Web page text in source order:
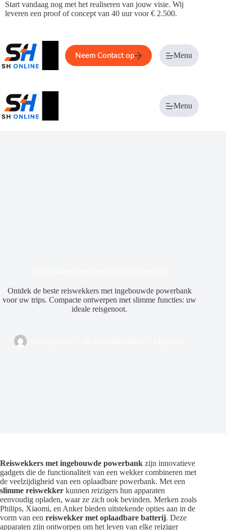
Ga
naar
Start vandaag nog met het realiseren van jouw visie. Wij
leveren een proof of concept van 40 uur voor € 2.500.
Home Service Over ons
Neem Contact op Menu
Menu
Ontdek de beste reiswekkers met ingebouwde powerbank
voor uw trips. Compacte ontwerpen met slimme functies: uw
ideale reisgenoot.
Reiswekkers met ingebouwde powerbank zijn innovatieve
gadgets die de functionaliteit van een wekker combineren met
de veelzijdigheid van een oplaadbare powerbank. Met een
slimme reiswekker kunnen reizigers hun apparaten
eenvoudig opladen, waar ze zich ook bevinden. Merken zoals
Philips, Xiaomi, en Anker bieden uitstekende opties aan in de
vorm van een reiswekker met oplaadbare batterij. Deze
apparaten zijn ontworpen om het leven van elke reiziger